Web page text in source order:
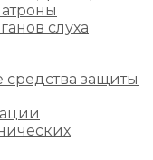
слуха
защиты